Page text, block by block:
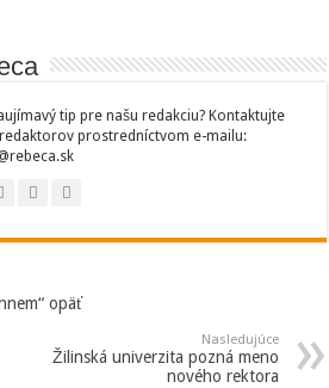
tip pre našu redakciu? Kontaktujte
prostredníctvom e-mailu:
opäť
Nasledujúce
Žilinská univerzita pozná meno
nového rektora